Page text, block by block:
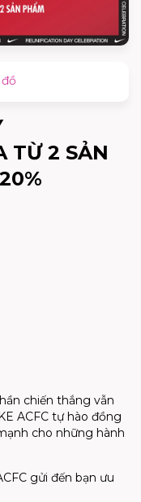
TỪ 2 SẢN
chiến thắng vẫn
ACFC tự hào đồng
cho những hành
gửi đến bạn ưu